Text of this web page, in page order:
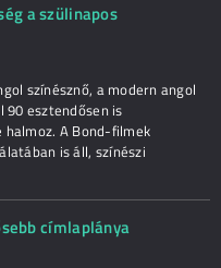
a szülinapos
színésznő, a modern angol
90 esztendősen is
A Bond-filmek
is áll, színészi
címlaplánya